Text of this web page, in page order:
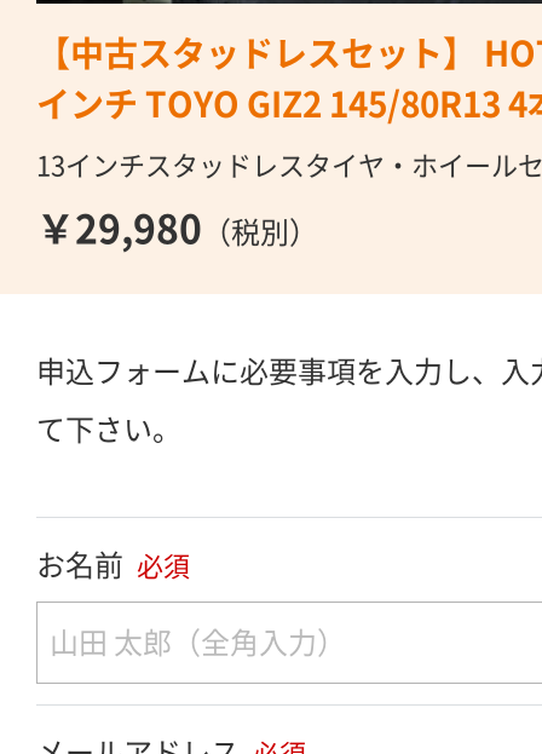
【中古スタッドレスセット】
インチ TOYO GIZ2 145/80R13 4
13インチスタッドレスタイヤ・ホイール
￥29,980 （税別）
申込フォームに必要事項を入力し、
て下さい。
お名前 必須